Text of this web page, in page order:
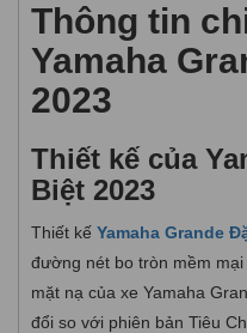
Thông tin
Yamaha
2023
Thiết kế của
Biệt 2023
Thiết kế Yamaha Grande
đường nét bo tròn mềm
mặt nạ của xe Yamaha
đổi so với phiên bản Tiêu